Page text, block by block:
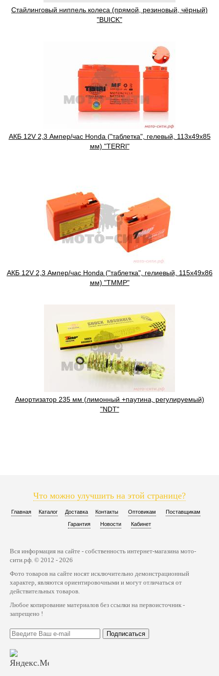
Cтайлинговый ниппель колеса (прямой, резиновый, чёрный)
"BUICK"
АКБ 12V 2,3 Ампер/час Honda ("таблетка", гелевый, 113x49x85
мм) "TERRI"
АКБ 12V 2,3 Ампер/час Honda ("таблетка", гелиевый, 115x49x86
мм) "TMMP"
Амортизатор 235 мм (лимонный +паутина, регулируемый)
"NDT"
Что можно улучшить на этой странице?
Главная Каталог Доставка Контакты Оптовикам Поставщикам
Гарантия Новости Кабинет
Вся информация на сайте - собственность интернет-магазина мото-
сити.рф. © 2012 - 2026
Фото товаров на сайте носят исключительно демонстрационный
характер, являются ориентировочными и могут отличаться от
действительных товаров.
Любое копирование материалов без ссылки на первоисточник -
запрещено !